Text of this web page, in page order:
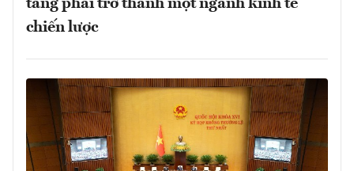
tầng phải trở thành một ngành kinh tế
chiến lược